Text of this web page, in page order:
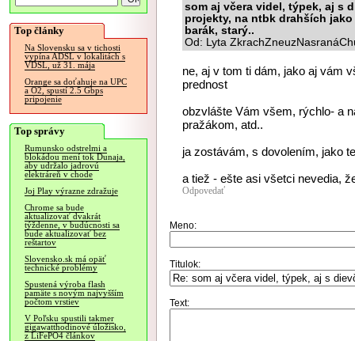
Top články
Na Slovensku sa v tichosti
vypína ADSL v lokalitách s
VDSL, už 31. mája
Orange sa doťahuje na UPC
a O2, spustí 2.5 Gbps
pripojenie
Top správy
Rumunsko odstrelmi a
blokádou mení tok Dunaja,
aby udržalo jadrovú
elektráreň v chode
Joj Play výrazne zdražuje
Chrome sa bude
aktualizovať dvakrát
týždenne, v budúcnosti sa
bude aktualizovať bez
reštartov
Slovensko.sk má opäť
technické problémy
Spustená výroba flash
pamäte s novým najvyšším
počtom vrstiev
V Poľsku spustili takmer
gigawatthodinové úložisko,
z LiFePO4 článkov
som aj včera videl, týpek, aj s
projekty, na ntbk drahších
barák, starý..
Od: Lyta
ne, aj v tom ti dám, jako aj vám
prednost
obzvlášte Vám všem, rýchlo- a
pražákom, atd..
ja zostávám, s dovolením, jako
a tiež - ešte asi všetci nevedia,
Odpovedať
Meno:
Titulok:
Text: